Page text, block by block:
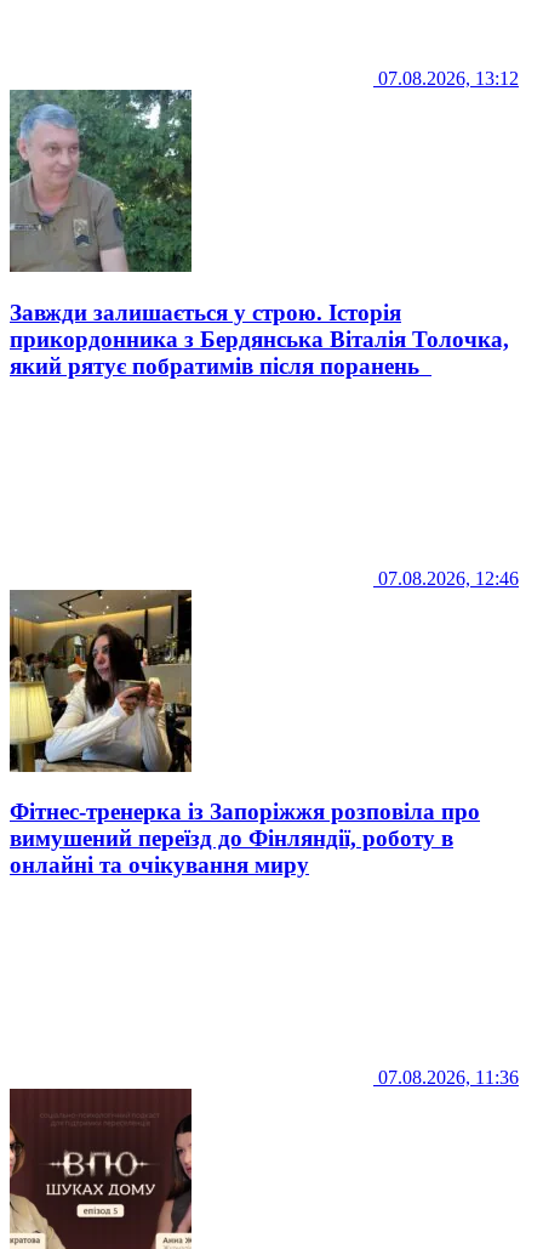
07.08.2026, 13:12
Завжди залишається у строю. Історія
прикордонника з Бердянська Віталія Толочка,
який рятує побратимів після поранень
07.08.2026, 12:46
Фітнес-тренерка із Запоріжжя розповіла про
вимушений переїзд до Фінляндії, роботу в
онлайні та очікування миру
07.08.2026, 11:36